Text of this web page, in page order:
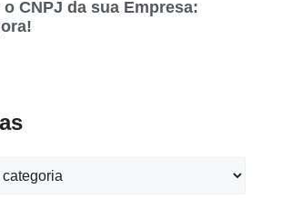
CNPJ da sua Empresa: